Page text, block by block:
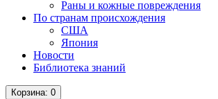
Раны и кожные повреждения
По странам происхождения
США
Япония
Новости
Библиотека знаний
Корзина: 0